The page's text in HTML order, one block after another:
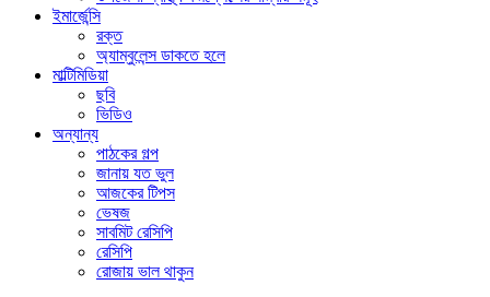
ইমার্জেন্সি
রক্ত
অ্যাম্বুলেন্স ডাকতে হলে
মাল্টিমিডিয়া
ছবি
ভিডিও
অন্যান্য
পাঠকের গল্প
জানায় যত ভুল
আজকের টিপস
ভেষজ
সাবমিট রেসিপি
রেসিপি
রোজায় ভাল থাকুন